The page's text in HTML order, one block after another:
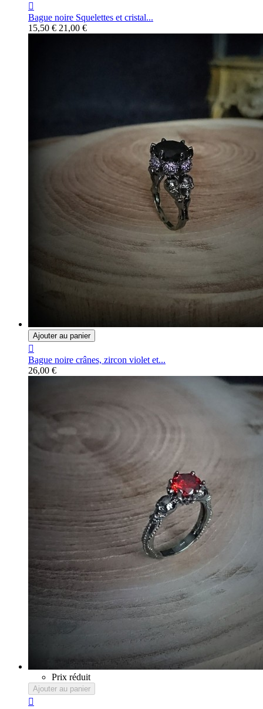

Bague noire Squelettes et cristal...
15,50 € 21,00 €
Ajouter au panier

Bague noire crânes, zircon violet et...
26,00 €
Prix réduit
Ajouter au panier
